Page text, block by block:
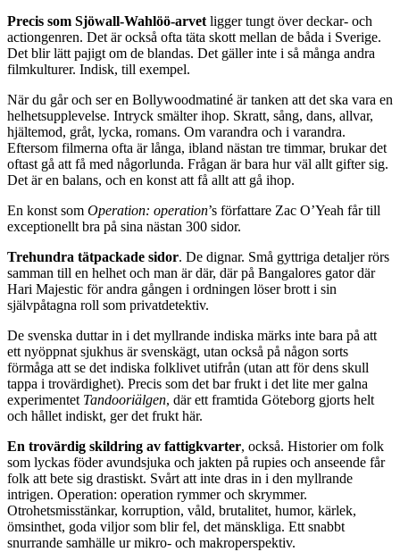
Precis som Sjöwall-Wahlöö-arvetligger tungt över deckar- och
actiongenren. Det är också ofta täta skott mellan de båda i Sverige.
Det blir lätt pajigt om de blandas. Det gäller inte i så många andra
filmkulturer. Indisk, till exempel.
När du går och ser en Bollywoodmatiné är tanken att det ska vara en
helhetsupplevelse. Intryck smälter ihop. Skratt, sång, dans, allvar,
hjältemod, gråt, lycka, romans. Om varandra och i varandra.
Eftersom filmerna ofta är långa, ibland nästan tre timmar, brukar det
oftast gå att få med någorlunda. Frågan är bara hur väl allt gifter sig.
Det är en balans, och en konst att få allt att gå ihop.
En konst som Operation: operation’s författare Zac O’Yeah får till
exceptionellt bra på sina nästan 300 sidor.
Trehundra tätpackade sidor. De dignar. Små gyttriga detaljer rörs
samman till en helhet och man är där, där på Bangalores gator där
Hari Majestic för andra gången i ordningen löser brott i sin
självpåtagna roll som privatdetektiv.
De svenska duttar in i det myllrande indiska märks inte bara på att
ett nyöppnat sjukhus är svenskägt, utan också på någon sorts
förmåga att se det indiska folklivet utifrån (utan att för dens skull
tappa i trovärdighet). Precis som det bar frukt i det lite mer galna
experimentet Tandooriälgen, där ett framtida Göteborg gjorts helt
och hållet indiskt, ger det frukt här.
En trovärdig skildring av fattigkvarter, också. Historier om folk
som lyckas föder avundsjuka och jakten på rupies och anseende får
folk att bete sig drastiskt. Svårt att inte dras in i den myllrande
intrigen. Operation: operation rymmer och skrymmer.
Otrohetsmisstänkar, korruption, våld, brutalitet, humor, kärlek,
ömsinthet, goda viljor som blir fel, det mänskliga. Ett snabbt
snurrande samhälle ur mikro- och makroperspektiv.